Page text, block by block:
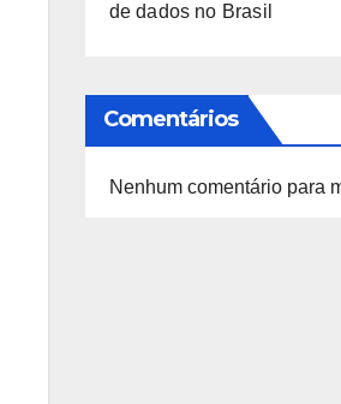
de dados no Brasil
Comentários
Nenhum comentário para